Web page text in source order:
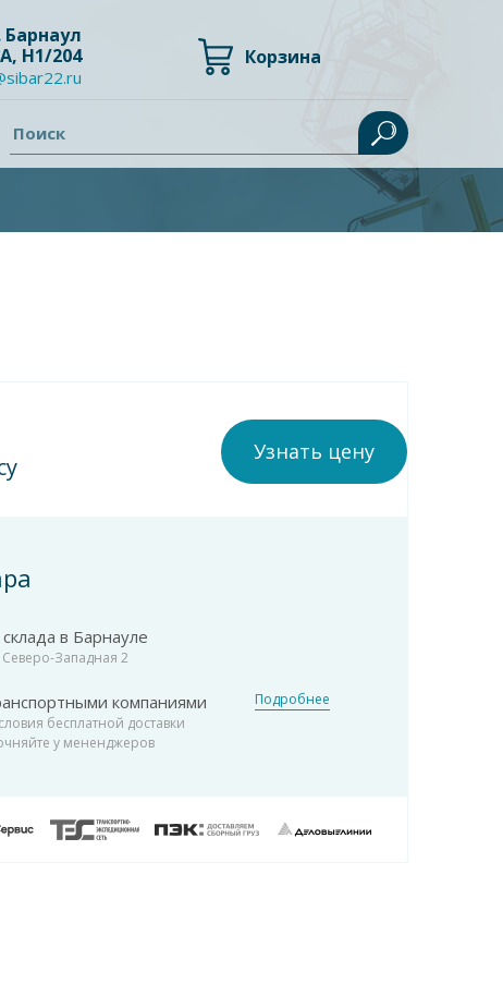
Барнаул
Н1/204
Корзина
Поиск
Узнать цену
склада в Барнауле
Северо-Западная 2
компаниями
бесплатной доставки
у мененджеров
Подробнее